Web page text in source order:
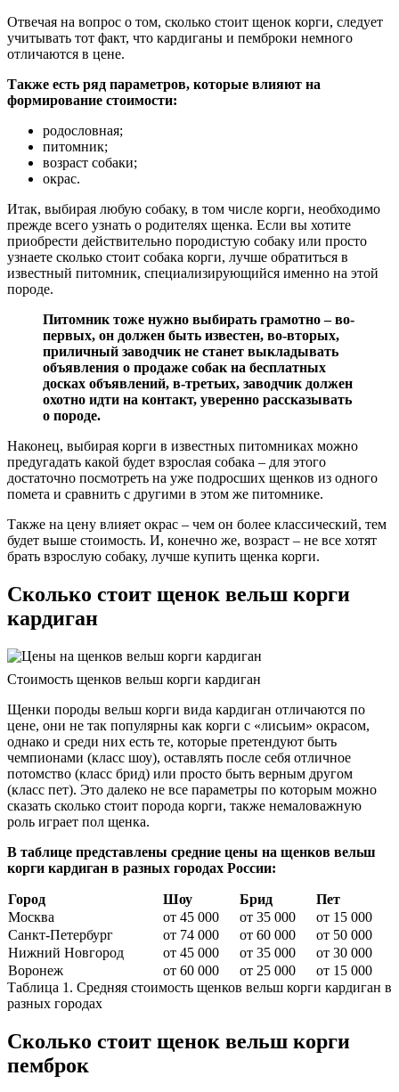
Отвечая на вопрос о том, сколько стоит щенок корги, следует
учитывать тот факт, что кардиганы и пемброки немного
отличаются в цене.
Также есть ряд параметров, которые влияют на
формирование стоимости:
родословная;
питомник;
возраст собаки;
окрас.
Итак, выбирая любую собаку, в том числе корги, необходимо
прежде всего узнать о родителях щенка. Если вы хотите
приобрести действительно породистую собаку или просто
узнаете сколько стоит собака корги, лучше обратиться в
известный питомник, специализирующийся именно на этой
породе.
Питомник тоже нужно выбирать грамотно – во-
первых, он должен быть известен, во-вторых,
приличный заводчик не станет выкладывать
объявления о продаже собак на бесплатных
досках объявлений, в-третьих, заводчик должен
охотно идти на контакт, уверенно рассказывать
о породе.
Наконец, выбирая корги в известных питомниках можно
предугадать какой будет взрослая собака – для этого
достаточно посмотреть на уже подросших щенков из одного
помета и сравнить с другими в этом же питомнике.
Также на цену влияет окрас – чем он более классический, тем
будет выше стоимость. И, конечно же, возраст – не все хотят
брать взрослую собаку, лучше купить щенка корги.
Сколько стоит щенок вельш корги
кардиган
Стоимость щенков вельш корги кардиган
Щенки породы вельш корги вида кардиган отличаются по
цене, они не так популярны как корги с «лисьим» окрасом,
однако и среди них есть те, которые претендуют быть
чемпионами (класс шоу), оставлять после себя отличное
потомство (класс брид) или просто быть верным другом
(класс пет). Это далеко не все параметры по которым можно
сказать сколько стоит порода корги, также немаловажную
роль играет пол щенка.
В таблице представлены средние цены на щенков вельш
корги кардиган в разных городах России:
Город Шоу Брид
Пет
Москва
от 45 000 от 35 000
от 15 000
Санкт-Петербург
от 74 000 от 60 000
от 50 000
Нижний Новгород
от 45 000 от 35 000
от 30 000
Воронеж
от 60 000 от 25 000
от 15 000
Таблица 1. Средняя стоимость щенков вельш корги кардиган в
разных городах
Сколько стоит щенок вельш корги
пемброк